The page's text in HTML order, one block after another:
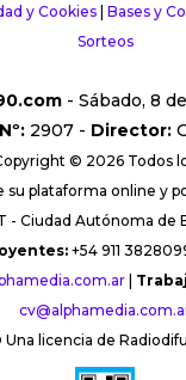
y Cookies| Bases y
Sorteos
- Sábado, 8
2907 - Director:
© 2026 Todos
su plataforma online y
- Ciudad Autónoma de
+54 911
|
licencia de